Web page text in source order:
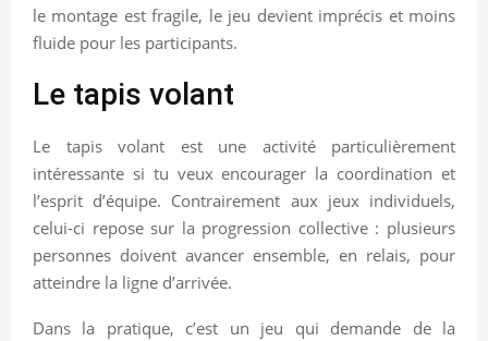
le montage est fragile, le jeu devient imprécis et moins
fluide pour les participants.
Le tapis volant
Le tapis volant est une activité particulièrement
intéressante si tu veux encourager la coordination et
l’esprit d’équipe. Contrairement aux jeux individuels,
celui-ci repose sur la progression collective : plusieurs
personnes doivent avancer ensemble, en relais, pour
atteindre la ligne d’arrivée.
Dans la pratique, c’est un jeu qui demande de la